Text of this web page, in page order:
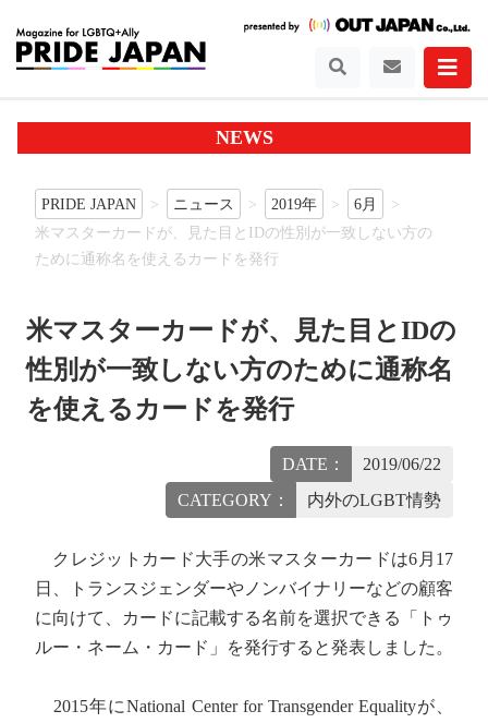
NEWS
PRIDE JAPAN ニュース 2019年
6月
米マスターカードが、見た目とIDの性別が一致しない方の
ために通称名を使えるカードを発行
米マスターカードが、見た目とIDの
性別が一致しない方のために通称名
を使えるカードを発行
DATE：
2019/06/22
CATEGORY：
内外のLGBT情勢
クレジットカード大手の米マスターカードは6月17
日、トランスジェンダーやノンバイナリーなどの顧客
に向けて、カードに記載する名前を選択できる「トゥ
ルー・ネーム・カード」を発行すると発表しました。
2015年にNational Center for Transgender Equalityが、